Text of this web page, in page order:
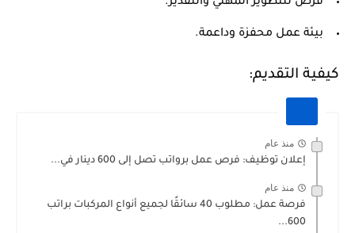
فرص للتطوير المهني والتقدير.
بيئة عمل محفزة وداعمة.
كيفية التقديم:
منذ عام
إعلان توظيف: فرص عمل برواتب تصل إلى 600 دينار في...
منذ عام
فرصة عمل: مطلوب 40 سائقًا لجميع أنواع المركبات براتب
600...